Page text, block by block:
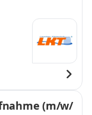
(m/w/